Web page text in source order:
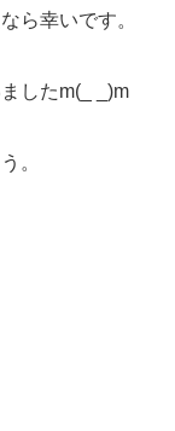
ら幸いです。
したm(_ _)m
。